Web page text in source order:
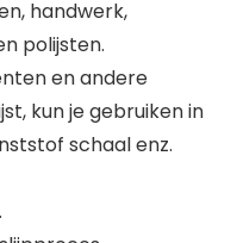
handwerk,
polijsten.
en andere
kun je gebruiken in
schaal enz.